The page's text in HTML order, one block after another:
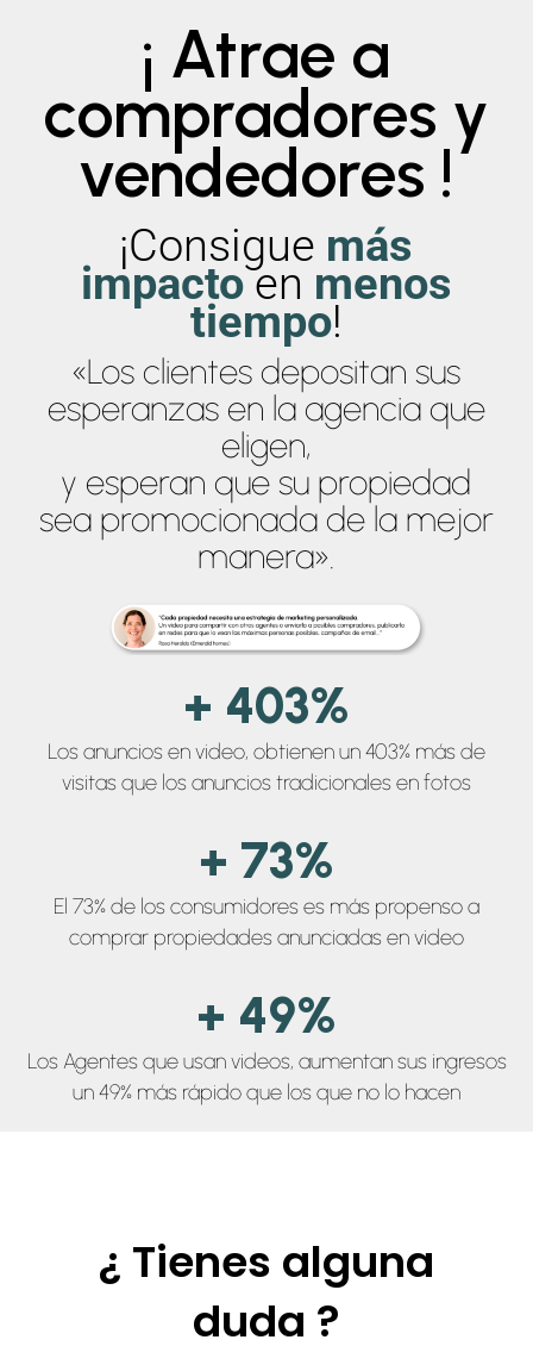
¡ Atrae a
compradores y
vendedores !
¡Consigue más
impactoen menos
tiempo!
«Los clientes depositan sus
esperanzas en la agencia que
eligen,
y esperan que su propiedad
sea promocionada de la mejor
manera».
+ 403%
Los anuncios en video, obtienen un 403% más de
visitas que los anuncios tradicionales en fotos
+ 73%
El 73% de los consumidores es más propenso a
comprar propiedades anunciadas en video
+ 49%
Los Agentes que usan videos, aumentan sus ingresos
un 49% más rápido que los que no lo hacen
¿ Tienes alguna
duda ?